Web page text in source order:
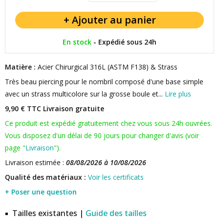
En stock - Expédié sous 24h
Matière : Acier Chirurgical 316L (ASTM F138) & Strass
Très beau piercing pour le nombril composé d'une base simple
avec un strass multicolore sur la grosse boule et... Lire plus
9,90 € TTC Livraison gratuite
Ce produit est expédié gratuitement chez vous sous 24h ouvrées.
Vous disposez d'un délai de 90 jours pour changer d'avis (voir
page "Livraison").
Livraison estimée : 08/08/2026 à 10/08/2026
Qualité des matériaux : Voir les certificats
+ Poser une question
Tailles existantes | Guide des tailles